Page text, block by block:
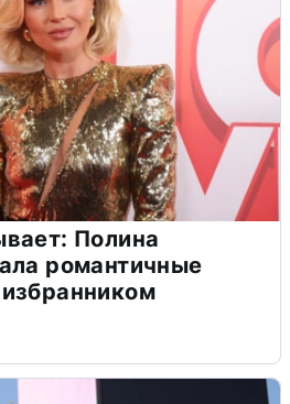
Полина
романтичные